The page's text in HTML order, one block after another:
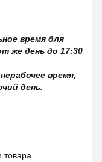
время для
же день до 17:30
время,
день.
товара.